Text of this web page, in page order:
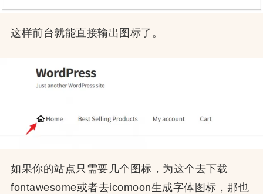
这样前台就能直接输出图标了。
如果你的站点只需要几个图标，为这个去下载
fontawesome或者去icomoon生成字体图标，那也